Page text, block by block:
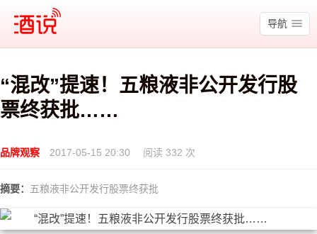
酒说
导航
“混改”提速！五粮液非公开发行股
票终获批……
品牌观察 2017-05-15 20:30 阅读 332 次
摘要： 五粮液非公开发行股票终获批